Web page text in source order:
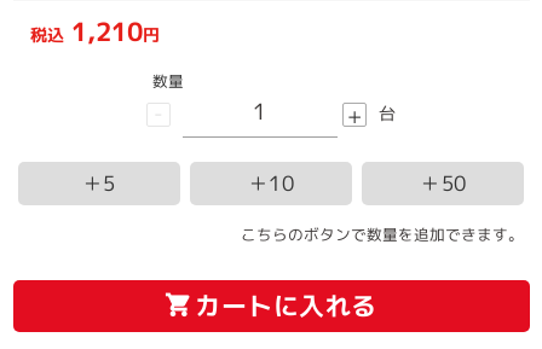
税込1,210円
-
数量
+ 台
＋5 ＋10 ＋50
こちらのボタンで数量を追加できます。
カートに入れる